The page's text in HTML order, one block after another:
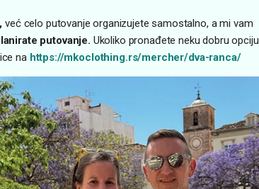
već celo putovanje organizujete samostalno, a mi vam
putovanje. Ukoliko pronađete neku dobru opciju
na https://mkoclothing.rs/mercher/dva-ranca/